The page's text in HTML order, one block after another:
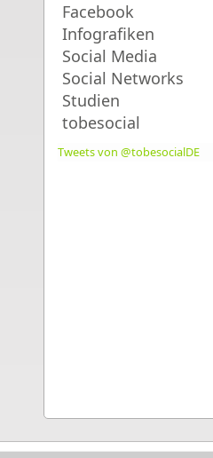
Facebook
Infografiken
Social Media
Social Networks
Studien
tobesocial
Tweets von @tobesocialDE